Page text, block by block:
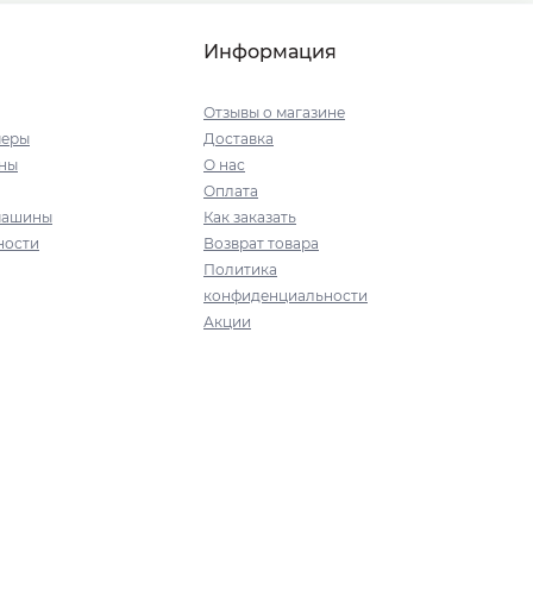
Информация
Отзывы о магазине
Доставка
О нас
Оплата
Как заказать
Возврат товара
Политика
конфиденциальности
Акции